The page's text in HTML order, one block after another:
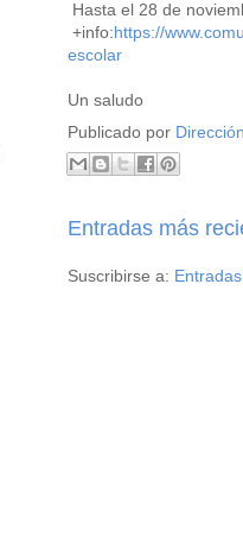
Hasta el 28 de
+info: https://
escolar
Un saludo
Publicado por
Entradas más
Suscribirse a: